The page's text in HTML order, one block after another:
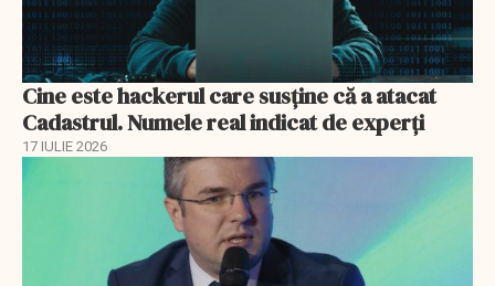
Cine este hackerul care susține că a atacat
Cadastrul. Numele real indicat de experți
17 IULIE 2026